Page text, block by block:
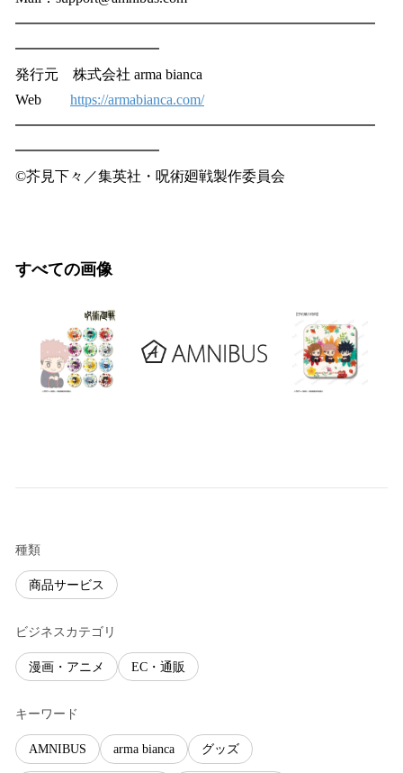
━━━━━━━━━━━━━━━━━━━━━━━━━
━━━━━━━━━━
発行元 株式会社 arma bianca
Web https://armabianca.com/
━━━━━━━━━━━━━━━━━━━━━━━━━
━━━━━━━━━━
©芥見下々／集英社・呪術廻戦製作委員会
すべての画像
種類
商品サービス
ビジネスカテゴリ
漫画・アニメ EC・通販
キーワード
AMNIBUS arma bianca グッズ